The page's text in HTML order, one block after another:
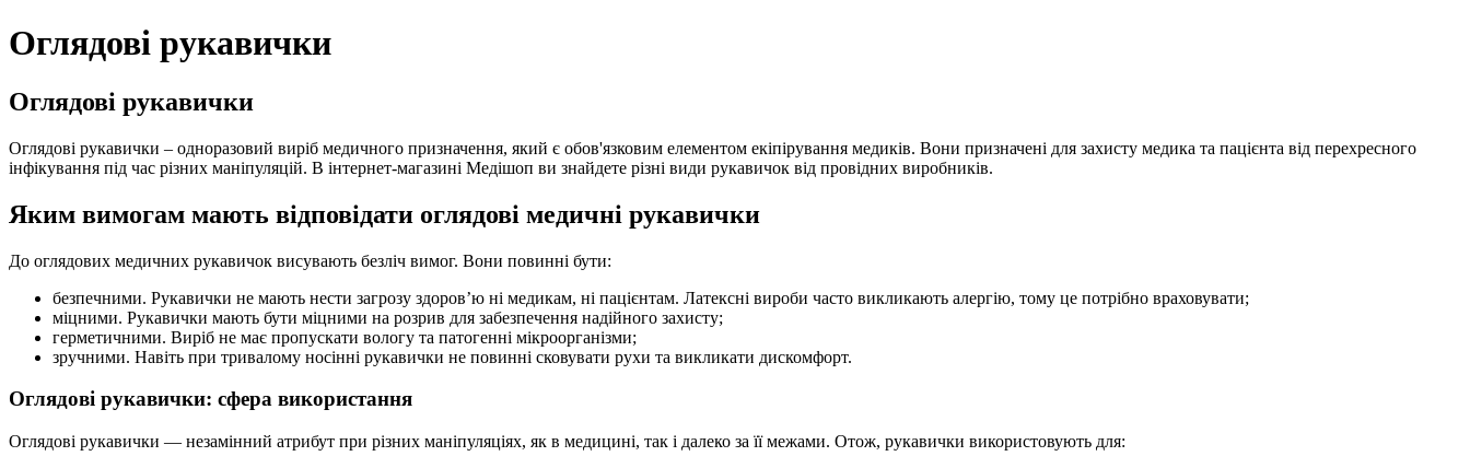
Оглядові рукавички
Оглядові рукавички
Оглядові рукавички – одноразовий виріб медичного призначення, який є обов'язковим елементом екіпірування медиків. Вони призначені для захисту медика та пацієнта від перехресного
інфікування під час різних маніпуляцій. В інтернет-магазині Медішоп ви знайдете різні види рукавичок від провідних виробників.
Яким вимогам мають відповідати оглядові медичні рукавички
До оглядових медичних рукавичок висувають безліч вимог. Вони повинні бути:
безпечними. Рукавички не мають нести загрозу здоров’ю ні медикам, ні пацієнтам. Латексні вироби часто викликають алергію, тому це потрібно враховувати;
міцними. Рукавички мають бути міцними на розрив для забезпечення надійного захисту;
герметичними. Виріб не має пропускати вологу та патогенні мікроорганізми;
зручними. Навіть при тривалому носінні рукавички не повинні сковувати рухи та викликати дискомфорт.
Оглядові рукавички: сфера використання
Оглядові рукавички — незамінний атрибут при різних маніпуляціях, як в медицині, так і далеко за її межами. Отож, рукавички використовують для: